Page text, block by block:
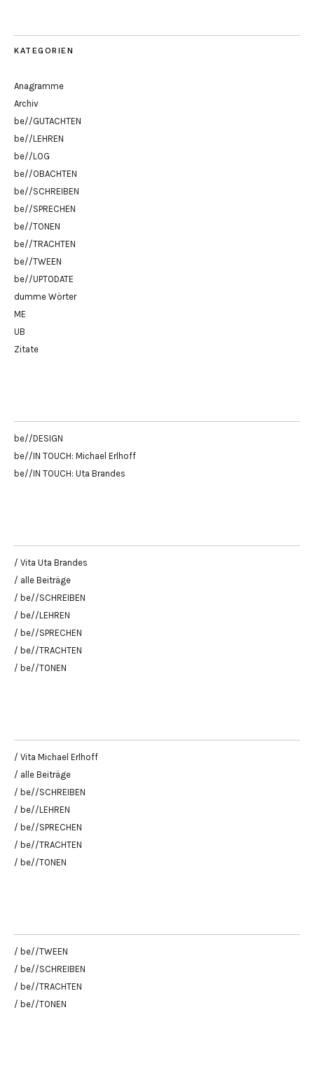
KATEGORIEN
Anagramme
Archiv
be//GUTACHTEN
be//LEHREN
be//LOG
be//OBACHTEN
be//SCHREIBEN
be//SPRECHEN
be//TONEN
be//TRACHTEN
be//TWEEN
be//UPTODATE
dumme Wörter
ME
UB
Zitate
be//DESIGN
be//IN TOUCH: Michael Erlhoff
be//IN TOUCH: Uta Brandes
/ Vita Uta Brandes
/ alle Beiträge
/ be//SCHREIBEN
/ be//LEHREN
/ be//SPRECHEN
/ be//TRACHTEN
/ be//TONEN
/ Vita Michael Erlhoff
/ alle Beiträge
/ be//SCHREIBEN
/ be//LEHREN
/ be//SPRECHEN
/ be//TRACHTEN
/ be//TONEN
/ be//TWEEN
/ be//SCHREIBEN
/ be//TRACHTEN
/ be//TONEN